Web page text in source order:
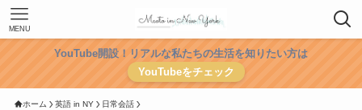
MENU
YouTube開設！リアルな私たちの生活を知りたい方は
YouTubeをチェック
ホーム 英語 in NY 日常会話